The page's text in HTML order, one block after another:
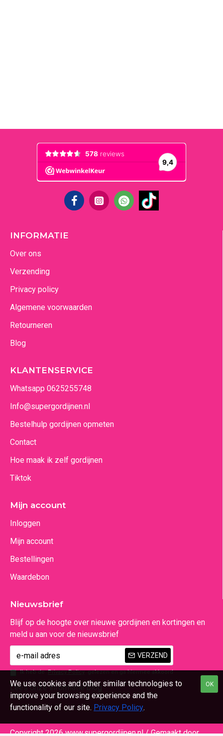
INFORMATIE
Over ons
Verzending
Privacy policy
Algemene voorwaarden
Retourneren
Blog
KLANTENSERVICE
Whatsapp 0625255748
Info@supergordijnen.nl
Bestelhulp gordijnen opmeten
Contact
Hoe maak ik zelf gordijnen
Tiktok
Mijn account
Inloggen
Mijn account
Bestellingen
Waardebon
Nieuwsbrief
Blijf op de hoogte over nieuwe gordijnen en kortingen en
meld u aan voor de nieuwsbrief
VERZEND
Ik heb de Privacy Policy gelezen en ga hiermee akkoord
Lees onze informatie blog
Copyright 2026 www.supergordijnen.nl / Gemaakt door
OK
We use cookies and other similar technologies to
improve your browsing experience and the
functionality of our site. Privacy Policy.